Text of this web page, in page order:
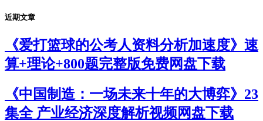
近期文章
《爱打篮球的公考人资料分析加速度》速
算+理论+800题完整版免费网盘下载
《中国制造：一场未来十年的大博弈》23
集全 产业经济深度解析视频网盘下载